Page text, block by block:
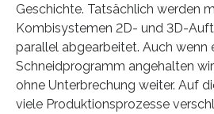
Geschichte. Tatsächlich werden
Kombisystemen 2D- und 3D-
parallel abgearbeitet. Auch wenn
Schneidprogramm angehalten
ohne Unterbrechung weiter. Auf
viele Produktionsprozesse